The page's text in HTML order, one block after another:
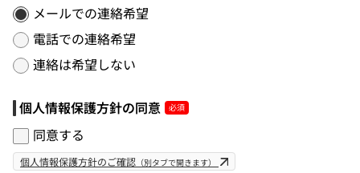
メールでの連絡希望
電話での連絡希望
連絡は希望しない
個人情報保護方針の同意
同意する
個人情報保護方針のご確認 （別タブで開きます）